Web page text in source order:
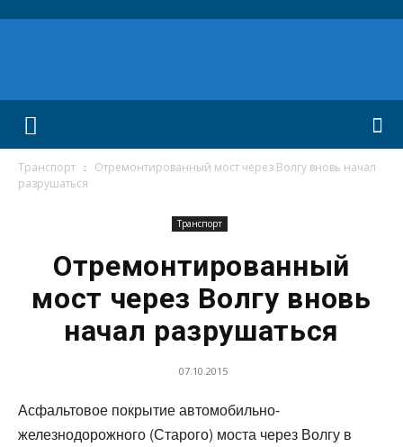
Транспорт
Отремонтированный мост через Волгу вновь начал
разрушаться
Транспорт
Отремонтированный
мост через Волгу вновь
начал разрушаться
07.10.2015
Асфальтовое покрытие автомобильно-
железнодорожного (Старого) моста через Волгу в